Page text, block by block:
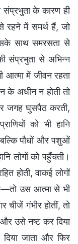
के कारण ही
रहने में समर्थ हैं, जो
साथ समरसता से
संप्रभुता से अभिन्न
आत्मा में जीवन रहता
के अधीन न होती तो
जगह घुसपैठ करती,
को भी हानि
बल्कि पौधों और पशुओं
लोगों को पहुँचती।
होती, वाकई लोगों
उस आत्मा से भी
चीजें गंभीर होतीं, तो
और उसे नष्ट कर दिया
जाता और फिर